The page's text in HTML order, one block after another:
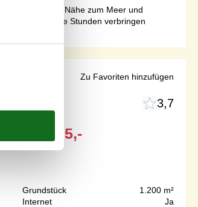
Sie in direkter Nähe zum Meer und
viele, gesellige Stunden verbringen
3,7
305,-
Grundstück
1.200 m²
Internet
Ja
Zu Favoriten hinzufügen